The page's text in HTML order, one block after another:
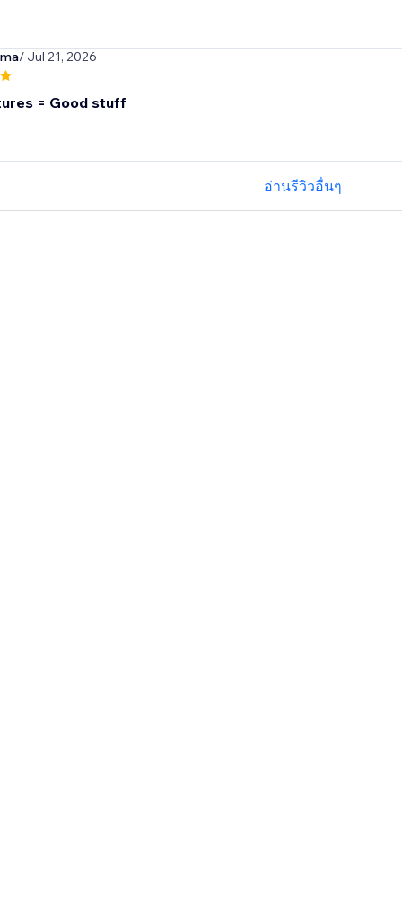
/ Jul 21, 2026
= Good stuff
อ่านรีวิวอื่นๆ